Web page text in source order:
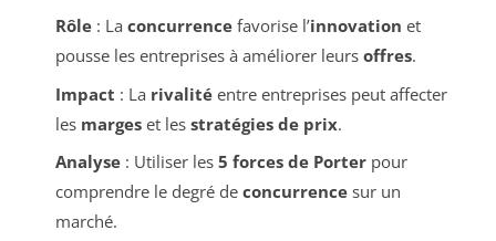
Rôle: La concurrencefavorise l’innovation et
pousse les entreprises à améliorer leurs offres.
Impact : La rivalitéentre entreprises peut affecter
les margeset les stratégies de prix.
Analyse: Utiliser les 5 forces de Porterpour
comprendre le degré de concurrencesur un
marché.